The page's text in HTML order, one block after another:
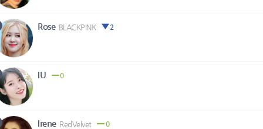
Rose BLACKPINK 2
IU 0
Irene RedVelvet 0